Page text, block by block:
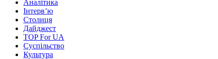
Аналітика
Інтерв’ю
Столиця
Дайджест
TOP For UA
Суспiльство
Культура